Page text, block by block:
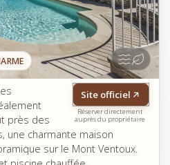
Site officiel
Réserver directement
auprès du propriétaire
près des
une charmante maison
sur le Mont Ventoux.